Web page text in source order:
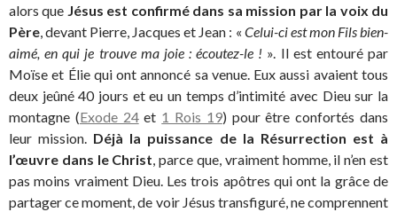
alors que Jésus est confirmé dans sa mission par la voix du
Père, devant Pierre, Jacques et Jean : « Celui-ci est mon Fils bien-
aimé, en qui je trouve ma joie : écoutez-le ! ». Il est entouré par
Moïse et Élie qui ont annoncé sa venue. Eux aussi avaient tous
deux jeûné 40 jours et eu un temps d’intimité avec Dieu sur la
montagne (Exode 24et 1 Rois 19) pour être confortés dans
leur mission. Déjà la puissance de la Résurrection est à
l’œuvre dans le Christ, parce que, vraiment homme, il n’en est
pas moins vraiment Dieu. Les trois apôtres qui ont la grâce de
partager ce moment, de voir Jésus transfiguré, ne comprennent